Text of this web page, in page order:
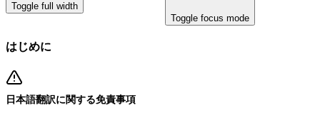
Toggle full width
Toggle focus mode
はじめに
日本語翻訳に関する免責事項